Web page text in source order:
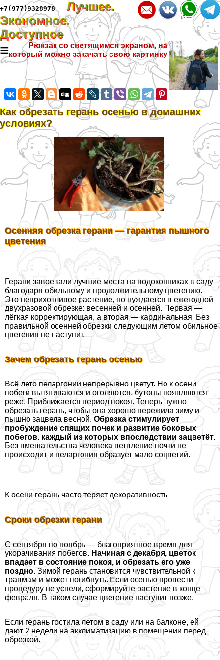
+7(977)9328978
Лучшее.
Экономное.
Доступное
≡
Рюкзак со светящимся экраном, на
который можно закачать свою картинку
Как обрезать герань осенью в домашних
условиях?
Осенняя обрезка герани — гарантия пышного
цветения
Герани завоевали лучшие места на подоконниках в саду
благодаря обильному и продолжительному цветению.
Это неприхотливое растение, но нуждается в ежегодной
двухразовой обрезке: весенней и осенней. Первая —
лёгкая корректирующая, а вторая — кардинальная. Без
правильной осенней обрезки следующим летом обильное
цветения не наступит.
Зачем обрезать герань осенью
Всё лето пеларгонии непрерывно цветут. Но к осени
побеги вытягиваются и оголяются, бутоны появляются
реже. Приближается период покоя. Теперь нужно
обрезать герань, чтобы она хорошо пережила зиму и
пышно зацвела весной. Обрезка стимулирует
пробуждение спящих почек и развитие боковых
побегов, каждый из которых впоследствии зацветёт.
Без вмешательства человека ветвление почти не
происходит и пеларгония образует мало соцветий.
К осени герань часто теряет декоративность
Сроки обрезки герани
С сентября по ноябрь — благоприятное время для
укорачивания побегов. Начиная с декабря, цветок
впадает в состояние покоя, и обрезать его уже
поздно. Зимой герань становится чувствительной к
травмам и может погибнуть. Если осенью провести
процедуру не успели, сформируйте растение в конце
февраля. В таком случае цветение наступит позже.
Если герань гостила летом в саду или на балконе, ей
дают 2 недели на акклиматизацию в помещении перед
обрезкой.